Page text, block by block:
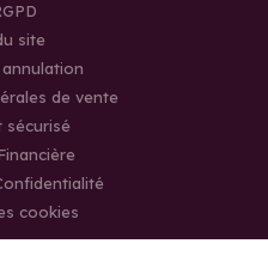
site
de vente
sécurisé
cookies